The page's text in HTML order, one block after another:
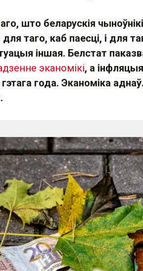
што беларускія
таго, каб паесці, і для
іншая. Белстат
эканомікі, а
года. Эканоміка